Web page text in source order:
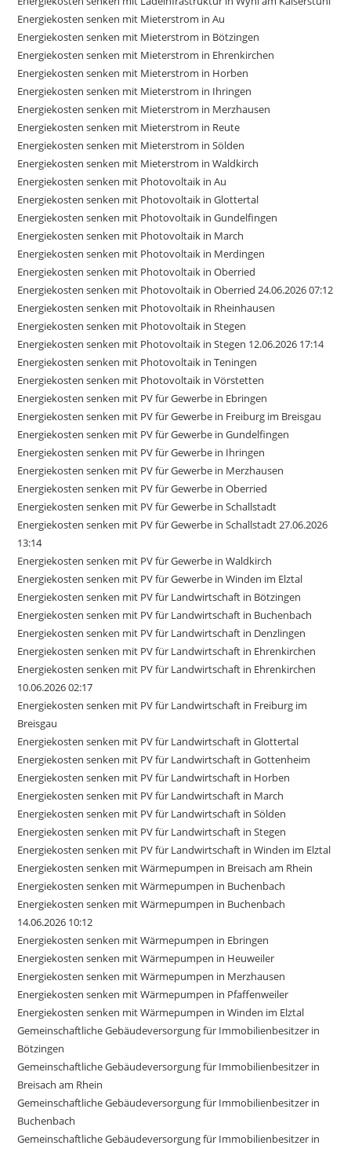
Energiekosten senken mit Mieterstrom in Au
Energiekosten senken mit Mieterstrom in Bötzingen
Energiekosten senken mit Mieterstrom in Ehrenkirchen
Energiekosten senken mit Mieterstrom in Horben
Energiekosten senken mit Mieterstrom in Ihringen
Energiekosten senken mit Mieterstrom in Merzhausen
Energiekosten senken mit Mieterstrom in Reute
Energiekosten senken mit Mieterstrom in Sölden
Energiekosten senken mit Mieterstrom in Waldkirch
Energiekosten senken mit Photovoltaik in Au
Energiekosten senken mit Photovoltaik in Glottertal
Energiekosten senken mit Photovoltaik in Gundelfingen
Energiekosten senken mit Photovoltaik in March
Energiekosten senken mit Photovoltaik in Merdingen
Energiekosten senken mit Photovoltaik in Oberried
Energiekosten senken mit Photovoltaik in Oberried 24.06.2026 07:12
Energiekosten senken mit Photovoltaik in Rheinhausen
Energiekosten senken mit Photovoltaik in Stegen
Energiekosten senken mit Photovoltaik in Stegen 12.06.2026 17:14
Energiekosten senken mit Photovoltaik in Teningen
Energiekosten senken mit Photovoltaik in Vörstetten
Energiekosten senken mit PV für Gewerbe in Ebringen
Energiekosten senken mit PV für Gewerbe in Freiburg im Breisgau
Energiekosten senken mit PV für Gewerbe in Gundelfingen
Energiekosten senken mit PV für Gewerbe in Ihringen
Energiekosten senken mit PV für Gewerbe in Merzhausen
Energiekosten senken mit PV für Gewerbe in Oberried
Energiekosten senken mit PV für Gewerbe in Schallstadt
Energiekosten senken mit PV für Gewerbe in Schallstadt 27.06.2026
13:14
Energiekosten senken mit PV für Gewerbe in Waldkirch
Energiekosten senken mit PV für Gewerbe in Winden im Elztal
Energiekosten senken mit PV für Landwirtschaft in Bötzingen
Energiekosten senken mit PV für Landwirtschaft in Buchenbach
Energiekosten senken mit PV für Landwirtschaft in Denzlingen
Energiekosten senken mit PV für Landwirtschaft in Ehrenkirchen
Energiekosten senken mit PV für Landwirtschaft in Ehrenkirchen
10.06.2026 02:17
Energiekosten senken mit PV für Landwirtschaft in Freiburg im
Breisgau
Energiekosten senken mit PV für Landwirtschaft in Glottertal
Energiekosten senken mit PV für Landwirtschaft in Gottenheim
Energiekosten senken mit PV für Landwirtschaft in Horben
Energiekosten senken mit PV für Landwirtschaft in March
Energiekosten senken mit PV für Landwirtschaft in Sölden
Energiekosten senken mit PV für Landwirtschaft in Stegen
Energiekosten senken mit PV für Landwirtschaft in Winden im Elztal
Energiekosten senken mit Wärmepumpen in Breisach am Rhein
Energiekosten senken mit Wärmepumpen in Buchenbach
Energiekosten senken mit Wärmepumpen in Buchenbach
14.06.2026 10:12
Energiekosten senken mit Wärmepumpen in Ebringen
Energiekosten senken mit Wärmepumpen in Heuweiler
Energiekosten senken mit Wärmepumpen in Merzhausen
Energiekosten senken mit Wärmepumpen in Pfaffenweiler
Energiekosten senken mit Wärmepumpen in Winden im Elztal
Gemeinschaftliche Gebäudeversorgung für Immobilienbesitzer in
Bötzingen
Gemeinschaftliche Gebäudeversorgung für Immobilienbesitzer in
Breisach am Rhein
Gemeinschaftliche Gebäudeversorgung für Immobilienbesitzer in
Buchenbach
Gemeinschaftliche Gebäudeversorgung für Immobilienbesitzer in